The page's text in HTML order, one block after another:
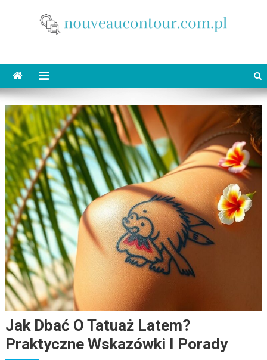
Jak Dbać O Tatuaż Latem?
Praktyczne Wskazówki I Porady